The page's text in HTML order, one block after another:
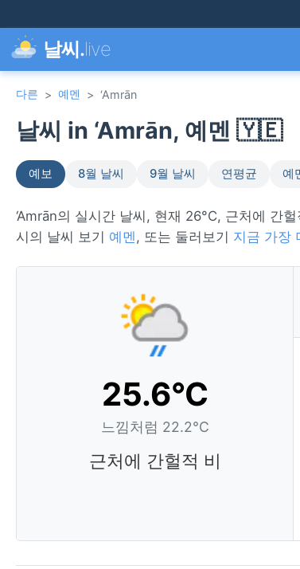
날씨.live
다른 > 예멘 > ‘Amrān
날씨 in ‘Amrān, 예멘 🇾🇪
예보 8월 날씨 9월 날씨 연평균 예
‘Amrān의 실시간 날씨, 현재 26°C, 근처에 간
시의 날씨 보기 예멘, 또는 둘러보기 지금 가장
25.6°C
느낌처럼 22.2°C
근처에 간헐적 비